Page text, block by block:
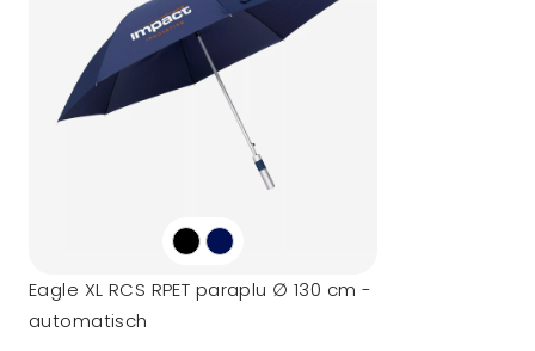
Eagle XL RCS RPET paraplu ∅ 130 cm -
automatisch